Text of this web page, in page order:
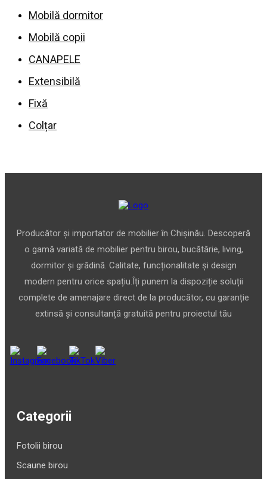
Mobilă dormitor
Mobilă copii
CANAPELE
Extensibilă
Fixă
Colțar
Producător și importator de mobilier în Chișinău. Descoperă
o gamă variată de mobilier pentru birou, bucătărie, living,
dormitor și grădină. Calitate, funcționalitate și design
modern pentru orice spațiu.Îți punem la dispoziție soluții
complete de amenajare direct de la producător, cu garanție
extinsă și consultanță gratuită pentru proiectul tău
Categorii
Fotolii birou
Scaune birou